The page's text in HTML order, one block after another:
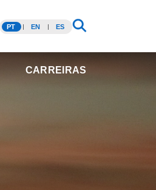
PT EN ES
CARREIRAS